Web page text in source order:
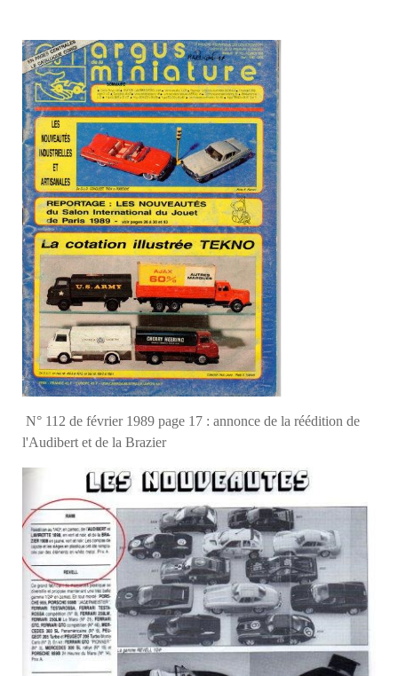
N° 112 de février 1989 page 17 : annonce de la réédition de
l'Audibert et de la Brazier